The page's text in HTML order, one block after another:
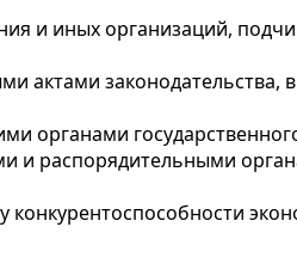
и иных организаций,
актами законодательства,
органами
и распорядительными
конкурентоспособности